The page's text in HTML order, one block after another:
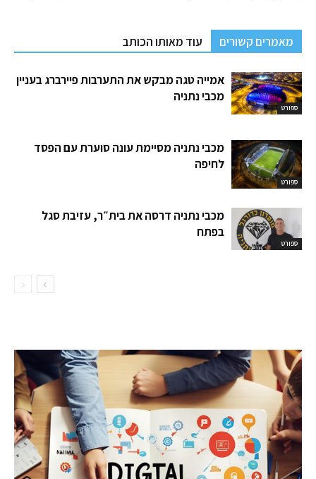
מאמרים קשורים עוד מאותו הכותב
ספורט
אמייה טגה מבקש את התערבות פיירברג בעניין
מכבי נתניה
ספורט
מכבי נתניה מסיימת עונה סוערת עם הפסד
לחיפה
ספורט
מכבי נתניה דרסה את בית״ר, עזיבת סגל
בפתח